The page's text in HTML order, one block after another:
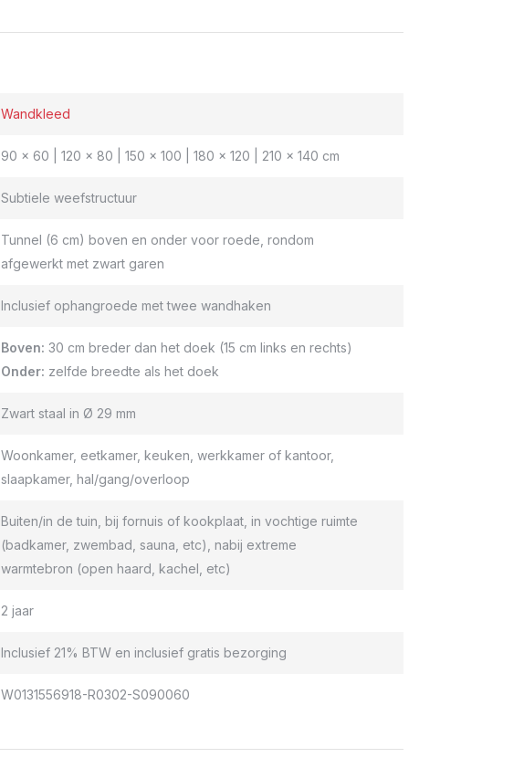
Wandkleed
90 x 60 | 120 x 80 | 150 x 100 | 180 x 120 | 210 x 140 cm
Subtiele weefstructuur
Tunnel (6 cm) boven en onder voor roede, rondom
afgewerkt met zwart garen
Inclusief ophangroede met twee wandhaken
Boven: 30 cm breder dan het doek (15 cm links en rechts)
Onder: zelfde breedte als het doek
Zwart staal in Ø 29 mm
Woonkamer, eetkamer, keuken, werkkamer of kantoor,
slaapkamer, hal/gang/overloop
Buiten/in de tuin, bij fornuis of kookplaat, in vochtige ruimte
(badkamer, zwembad, sauna, etc), nabij extreme
warmtebron (open haard, kachel, etc)
2 jaar
Inclusief 21% BTW en inclusief gratis bezorging
W0131556918-R0302-S090060